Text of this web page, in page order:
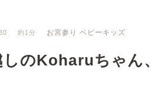
約1分 お宮参り ベビーキッズ
のKoharuちゃん